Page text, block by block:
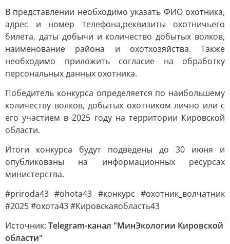
В представлении необходимо указать ФИО охотника,
адрес и номер телефона,реквизиты охотничьего
билета, даты добычи и количество добытых волков,
наименование района и охотхозяйства. Также
необходимо приложить согласие на обработку
персональных данных охотника.
Победитель конкурса определяется по наибольшему
количеству волков, добытых охотником лично или с
его участием в 2025 году на территории Кировской
области.
Итоги конкурса будут подведены до 30 июня и
опубликованы на информационных ресурсах
министерства.
#priroda43 #ohota43 #конкурс #охотник_волчатник
#2025 #охота43 #Кировскаяобласть43
Источник: Telegram-канал "МинЭкологии Кировской
области"